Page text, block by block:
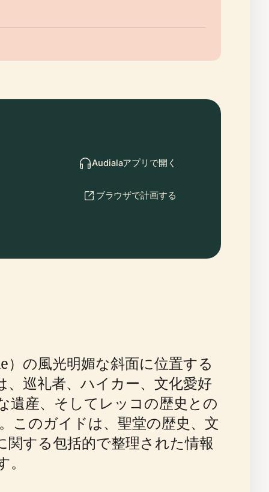
Audialaアプリで開く
ブラウザで計画する
の風光明媚な斜面に位置する
巡礼者、ハイカー、文化愛好
遺産、そしてレッコの歴史との
このガイドは、聖堂の歴史、文
する包括的で整理された情報